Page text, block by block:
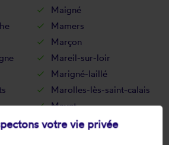
Maigné
Mamers
Marçon
Mareil-sur-loir
Marigné-laillé
Marolles-lès-saint-calais
Mayet
Meurcé
votre vie privée